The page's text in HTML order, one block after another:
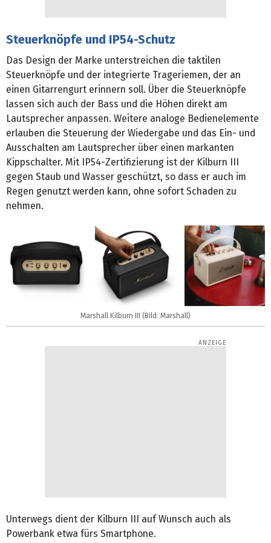
Steuerknöpfe und IP54-Schutz
Das Design der Marke unterstreichen die taktilen
Steuerknöpfe und der integrierte Trageriemen, der an
einen Gitarrengurt erinnern soll. Über die Steuerknöpfe
lassen sich auch der Bass und die Höhen direkt am
Lautsprecher anpassen. Weitere analoge Bedienelemente
erlauben die Steuerung der Wiedergabe und das Ein- und
Ausschalten am Lautsprecher über einen markanten
Kippschalter. Mit IP54-Zertifizierung ist der Kilburn III
gegen Staub und Wasser geschützt, so dass er auch im
Regen genutzt werden kann, ohne sofort Schaden zu
nehmen.
Marshall Kilburn III (Bild: Marshall)
Unterwegs dient der Kilburn III auf Wunsch auch als
Powerbank etwa fürs Smartphone.